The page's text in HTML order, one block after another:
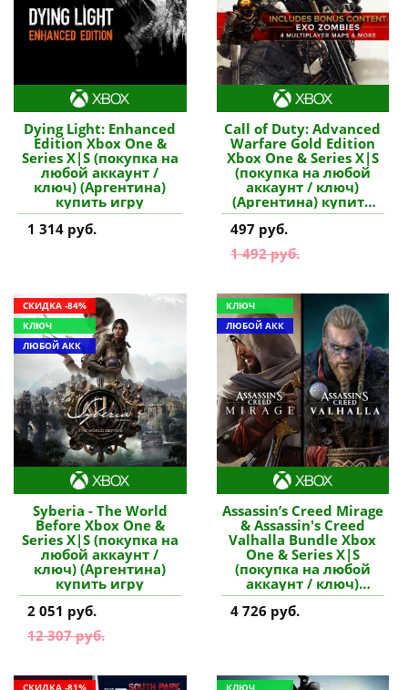
Dying Light: Enhanced
Edition Xbox One &
Series X|S (покупка на
любой аккаунт /
ключ) (Аргентина)
купить игру
1 314 руб.
Call of Duty: Advanced
Warfare Gold Edition
Xbox One & Series X|S
(покупка на любой
аккаунт / ключ)
(Аргентина) купить
игру
497 руб.
1 492 руб.
СКИДКА -84%
КЛЮЧ
ЛЮБОЙ АКК
Syberia - The World
Before Xbox One &
Series X|S (покупка на
любой аккаунт /
ключ) (Аргентина)
купить игру
2 051 руб.
12 307 руб.
КЛЮЧ
ЛЮБОЙ АКК
Assassin’s Creed Mirage
& Assassin's Creed
Valhalla Bundle Xbox
One & Series X|S
(покупка на любой
аккаунт / ключ)
(Аргентина) купить
игру
4 726 руб.
СКИДКА -81% КЛЮЧ